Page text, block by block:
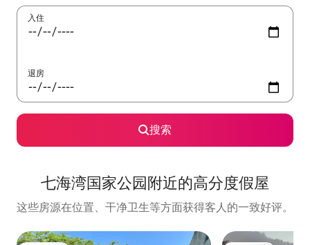
入住
退房
搜索
七海湾国家公园附近的高分度假屋
这些房源在位置、干净卫生等方面获得客人的一致好评。